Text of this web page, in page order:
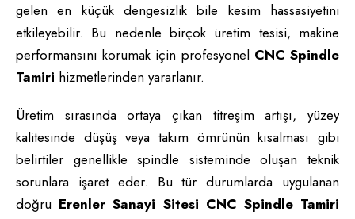
gelen en küçük dengesizlik bile kesim hassasiyetini
etkileyebilir. Bu nedenle birçok üretim tesisi, makine
performansını korumak için profesyonel CNC Spindle
Tamiri hizmetlerinden yararlanır.
Üretim sırasında ortaya çıkan titreşim artışı, yüzey
kalitesinde düşüş veya takım ömrünün kısalması gibi
belirtiler genellikle spindle sisteminde oluşan teknik
sorunlara işaret eder. Bu tür durumlarda uygulanan
doğru Erenler Sanayi Sitesi CNC Spindle Tamiri